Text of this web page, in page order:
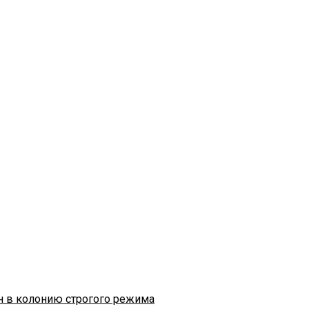
в колонию строгого режима